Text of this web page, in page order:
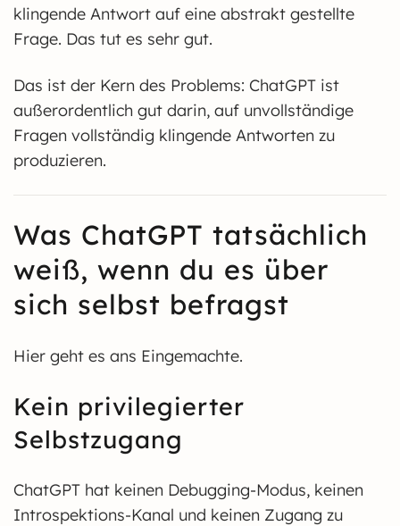
klingende Antwort auf eine abstrakt gestellte
Frage. Das tut es sehr gut.
Das ist der Kern des Problems: ChatGPT ist
außerordentlich gut darin, auf unvollständige
Fragen vollständig klingende Antworten zu
produzieren.
Was ChatGPT tatsächlich
weiß, wenn du es über
sich selbst befragst
Hier geht es ans Eingemachte.
Kein privilegierter
Selbstzugang
ChatGPT hat keinen Debugging-Modus, keinen
Introspektions-Kanal und keinen Zugang zu